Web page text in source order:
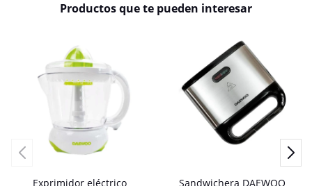
Productos que te pueden interesar
Exprimidor eléctrico
Sandwichera DAEWOO